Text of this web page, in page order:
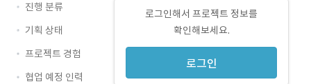
로그인해서 프로젝트 정보를
확인해보세요.
로그인
진행 분류
기획 상태
프로젝트 경험
협업 예정 인력